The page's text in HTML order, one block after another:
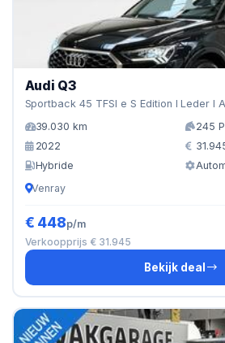
Audi Q3
Sportback 45 TFSI e S Edition I Leder I
39.030 km
245
2022
Hybride
Venray
€ 448p/m
Verkoopprijs € 31.945
Bekijk deal